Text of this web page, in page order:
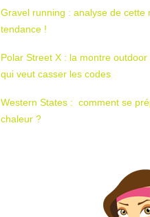
Gravel running : analyse de cette
tendance !
Polar Street X : la montre
qui veut casser les codes
Western States : comment se
chaleur ?